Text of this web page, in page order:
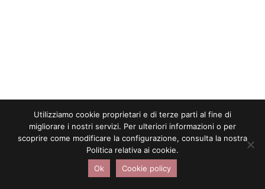
Utilizziamo cookie proprietari e di terze parti al fine di
migliorare i nostri servizi. Per ulteriori informazioni o per
scoprire come modificare la configurazione, consulta la nostra
Politica relativa ai cookie.
Ok
Cookie policy